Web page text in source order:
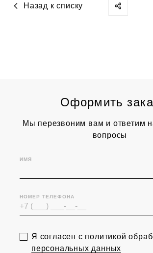
Назад к списку
Оформить
Мы перезвоним вам и ответим
вопросы
ИМЯ
НОМЕР ТЕЛЕФОНА
Я согласен с политикой
персональных данных